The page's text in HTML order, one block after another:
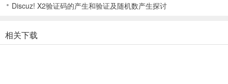
1、智能调度：
Discuz! X2验证码的产生和验证及随机数产生探讨
相关下载